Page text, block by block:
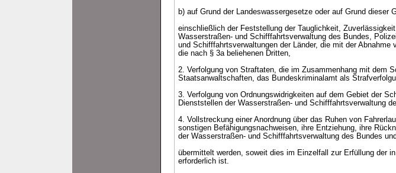
b) auf Grund der Landeswassergesetze oder auf Grund dieser
einschließlich der Feststellung der Tauglichkeit,
Wasserstraßen- und Schifffahrtsverwaltung des Bundes,
und Schifffahrtsverwaltungen der Länder, die mit der
die nach § 3a beliehenen Dritten,
2. Verfolgung von Straftaten, die im Zusammenhang mit dem
Staatsanwaltschaften, das Bundeskriminalamt als
3. Verfolgung von Ordnungswidrigkeiten auf dem Gebiet der
Dienststellen der Wasserstraßen- und Schifffahrtsverwaltung
4. Vollstreckung einer Anordnung über das Ruhen von
sonstigen Befähigungsnachweisen, ihre Entziehung, ihre
der Wasserstraßen- und Schifffahrtsverwaltung des Bundes
übermittelt werden, soweit dies im Einzelfall zur Erfüllung der
erforderlich ist.